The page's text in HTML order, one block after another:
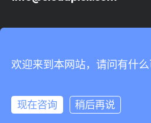
我们非常重视您的个人隐私，当您访
24小时无人便利店 无人领用仓
17039527号-5
Powered by Yongsy
隐私条款
法律声明 网站地图
欢迎来到本网站，请问有什么
现在咨询 稍后再说